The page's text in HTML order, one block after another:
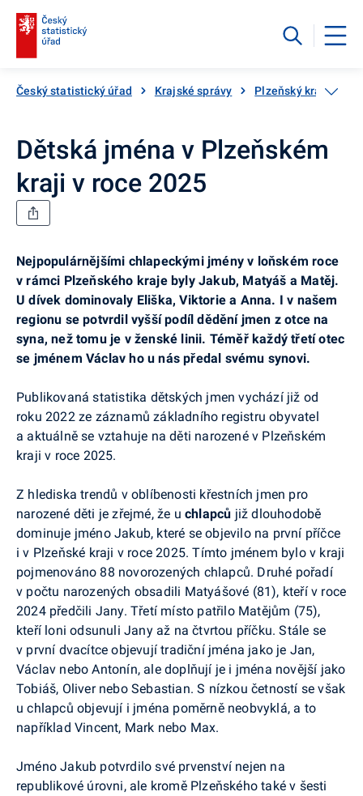
Český statistický úřad Krajské správy Plzeňský kraj
Dětská jména v Plzeňském
kraji v roce 2025
Nejpopulárnějšími chlapeckými jmény v loňském roce
v rámci Plzeňského kraje byly Jakub, Matyáš a Matěj.
U dívek dominovaly Eliška, Viktorie a Anna. I v našem
regionu se potvrdil vyšší podíl dědění jmen z otce na
syna, než tomu je v ženské linii. Téměř každý třetí otec
se jménem Václav ho u nás předal svému synovi.
Publikovaná statistika dětských jmen vychází již od
roku 2022 ze záznamů základního registru obyvatel
a aktuálně se vztahuje na děti narozené v Plzeňském
kraji v roce 2025.
Z hlediska trendů v oblíbenosti křestních jmen pro
narozené děti je zřejmé, že u chlapců již dlouhodobě
dominuje jméno Jakub, které se objevilo na první příčce
i v Plzeňské kraji v roce 2025. Tímto jménem bylo v kraji
pojmenováno 88 novorozených chlapců. Druhé pořadí
v počtu narozených obsadili Matyášové (81), kteří v roce
2024 předčili Jany. Třetí místo patřilo Matějům (75),
kteří loni odsunuli Jany až na čtvrtou příčku. Stále se
v první dvacítce objevují tradiční jména jako je Jan,
Václav nebo Antonín, ale doplňují je i jména novější jako
Tobiáš, Oliver nebo Sebastian. S nízkou četností se však
u chlapců objevují i jména poměrně neobvyklá, a to
například Vincent, Mark nebo Max.
Jméno Jakub potvrdilo své prvenství nejen na
republikové úrovni, ale kromě Plzeňského také v šesti